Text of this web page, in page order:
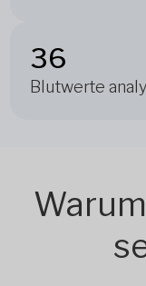
36
Blutwerte